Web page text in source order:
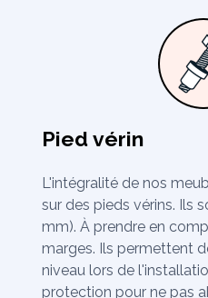
Pied vérin
L'intégralité de nos
sur des pieds vérins. Ils
mm). À prendre en
marges. Ils permettent
niveau lors de
protection pour ne pas